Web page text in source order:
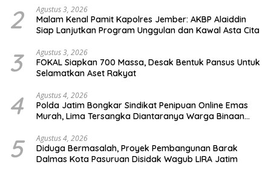
2 Agustus 3, 2026
Malam Kenal Pamit Kapolres Jember: AKBP Alaiddin
Siap Lanjutkan Program Unggulan dan Kawal Asta Cita
3 Agustus 3, 2026
FOKAL Siapkan 700 Massa, Desak Bentuk Pansus Untuk
Selamatkan Aset Rakyat
4 Agustus 4, 2026
Polda Jatim Bongkar Sindikat Penipuan Online Emas
Murah, Lima Tersangka Diantaranya Warga Binaan
5 Agustus 4, 2026
Diduga Bermasalah, Proyek Pembangunan Barak
Dalmas Kota Pasuruan Disidak Wagub LIRA Jatim